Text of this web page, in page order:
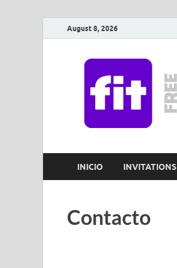
August 8, 2026
INICIO INVITATIONS
Contacto